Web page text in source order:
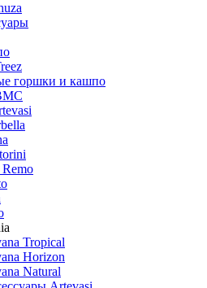
горшки и кашпо
Remo
Tropical
Horizon
Natural